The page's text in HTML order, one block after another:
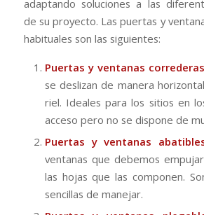
adaptando soluciones a las
de su proyecto. Las puertas y
habituales son las siguientes:
Puertas y ventanas correderas
se deslizan de manera
riel. Ideales para los sitios en
acceso pero no se dispone de
Puertas y ventanas
ventanas que debemos
las hojas que las componen.
sencillas de manejar.